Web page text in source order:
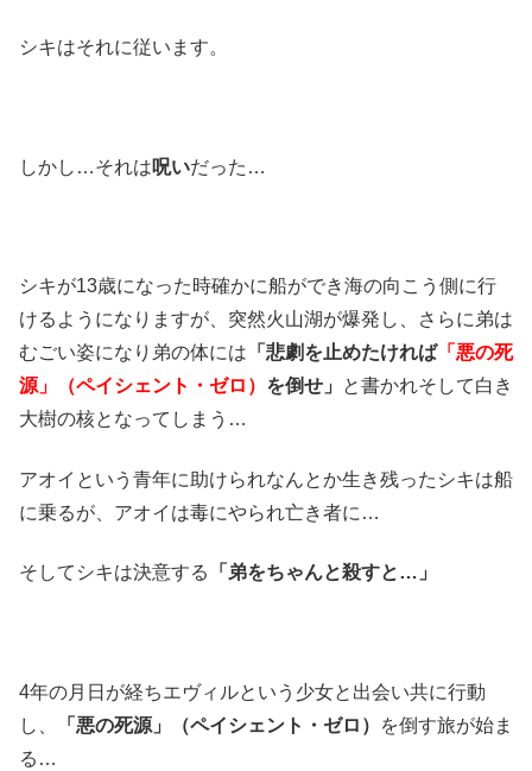
シキはそれに従います。
しかし…それは呪いだった…
シキが13歳になった時確かに船ができ海の向こう側に行
けるようになりますが、突然火山湖が爆発し、さらに弟は
むごい姿になり弟の体には 「悲劇を止めたければ「悪の死
源」（ペイシェント・ゼロ） を倒せ」
と書かれそして白き
大樹の核となってしまう…
アオイという青年に助けられなんとか生き残ったシキは船
に乗るが、アオイは毒にやられ亡き者に…
そしてシキは決意する 「弟をちゃんと殺すと…」
4年の月日が経ちエヴィルという少女と出会い共に行動
し、
「悪の死源」（ペイシェント・ゼロ）
を倒す旅が始ま
る…